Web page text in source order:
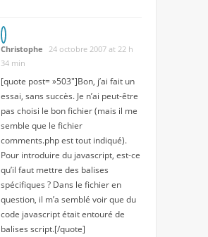
Christophe
24 octobre 2007 at 22 h
34 min
[quote post= »503″]Bon, j’ai fait un
essai, sans succès. Je n’ai peut-être
pas choisi le bon fichier (mais il me
semble que le fichier
comments.php est tout indiqué).
Pour introduire du javascript, est-ce
qu’il faut mettre des balises
spécifiques ? Dans le fichier en
question, il m’a semblé voir que du
code javascript était entouré de
balises script.[/quote]